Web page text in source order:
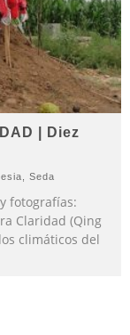
| Diez
Seda
fotografías:
Claridad (Qing
climáticos del